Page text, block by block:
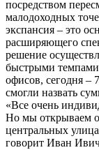
посредством
малодоходных
экспансия – это
расширяющего
решение
быстрыми
офисов, сегодня –
смогли назвать
«Все очень
Но мы открываем
центральных
говорит Иван